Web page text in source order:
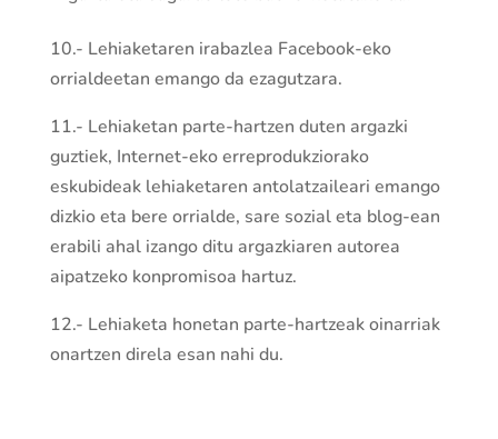
10.- Lehiaketaren irabazlea Facebook-eko
orrialdeetan emango da ezagutzara.
11.- Lehiaketan parte-hartzen duten argazki
guztiek, Internet-eko erreprodukziorako
eskubideak lehiaketaren antolatzaileari emango
dizkio eta bere orrialde, sare sozial eta blog-ean
erabili ahal izango ditu argazkiaren autorea
aipatzeko konpromisoa hartuz.
12.- Lehiaketa honetan parte-hartzeak oinarriak
onartzen direla esan nahi du.